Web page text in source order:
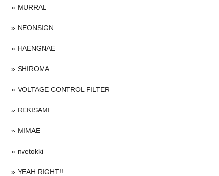
MURRAL
NEONSIGN
HAENGNAE
SHIROMA
VOLTAGE CONTROL FILTER
REKISAMI
MIMAE
nvetokki
YEAH RIGHT!!